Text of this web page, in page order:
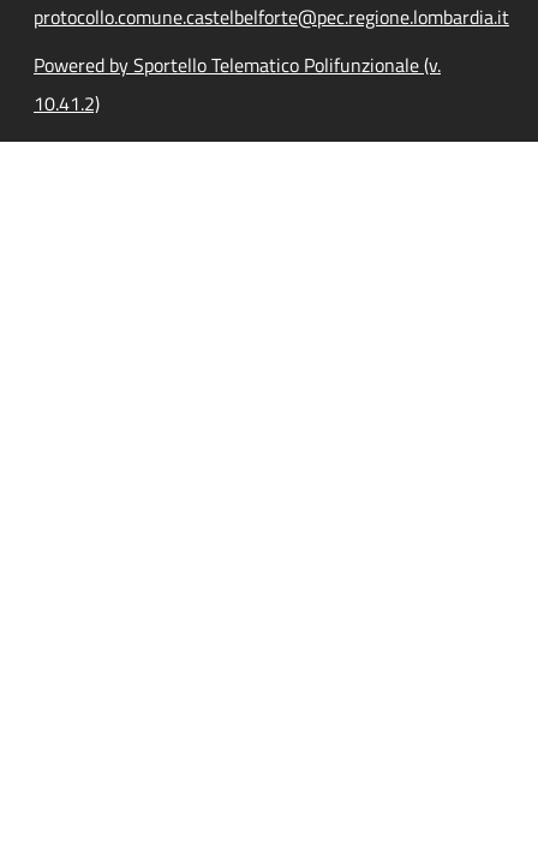
protocollo.comune.castelbelforte@pec.regione.lombardia.it
Powered by Sportello Telematico Polifunzionale (v.
10.41.2)